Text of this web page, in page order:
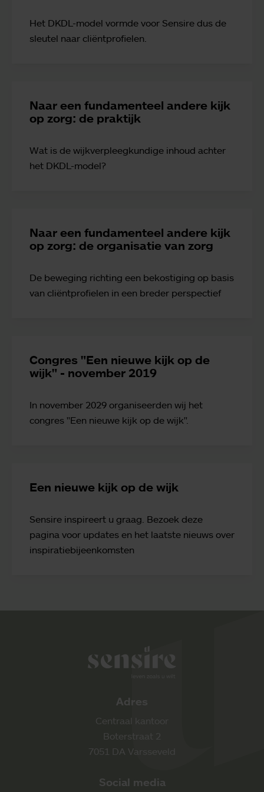
Het DKDL-model vormde voor Sensire dus de
sleutel naar cliëntprofielen.
Naar een fundamenteel andere kijk
op zorg: de praktijk
Wat is de wijkverpleegkundige inhoud achter
het DKDL-model?
Naar een fundamenteel andere kijk
op zorg: de organisatie van zorg
De beweging richting een bekostiging op basis
van cliëntprofielen in een breder perspectief
Congres "Een nieuwe kijk op de
wijk" - november 2019
In november 2029 organiseerden wij het
congres "Een nieuwe kijk op de wijk".
Een nieuwe kijk op de wijk
Sensire inspireert u graag. Bezoek deze
pagina voor updates en het laatste nieuws over
inspiratiebijeenkomsten
Adres
Centraal kantoor
Boterstraat 2
7051 DA Varsseveld
Social media